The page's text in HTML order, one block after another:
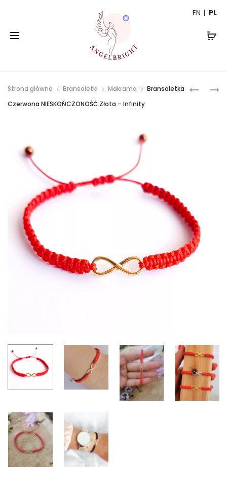
EN PL
Strona główna Bransoletki Makrama
Bransoletka
Czerwona NIESKOŃCZONOŚĆ Złota – Infinity